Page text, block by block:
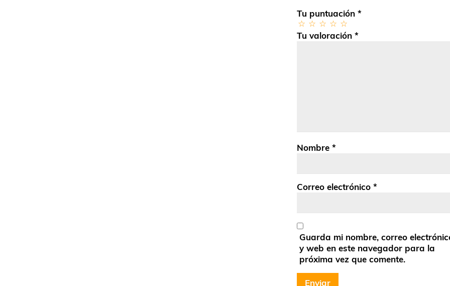
Tu puntuación *
Tu valoración *
Nombre *
Correo electrónico *
Guarda mi nombre, correo
y web en este navegador para la
próxima vez que comente.